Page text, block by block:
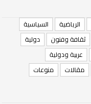
الرياضية
السياسية
ثقافة وفنون
دولية
عربية ودولية
مقالات منوعات